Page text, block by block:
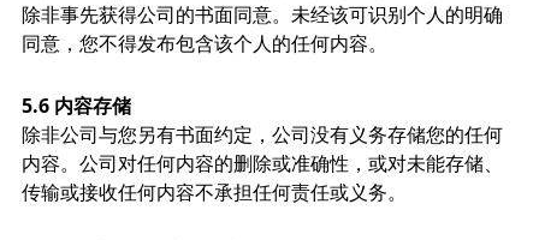
除非事先获得公司的书面同意。未经该可识别个人的明确
同意，您不得发布包含该个人的任何内容。
5.6 内容存储
除非公司与您另有书面约定，公司没有义务存储您的任何
内容。公司对任何内容的删除或准确性，或对未能存储、
传输或接收任何内容不承担任何责任或义务。